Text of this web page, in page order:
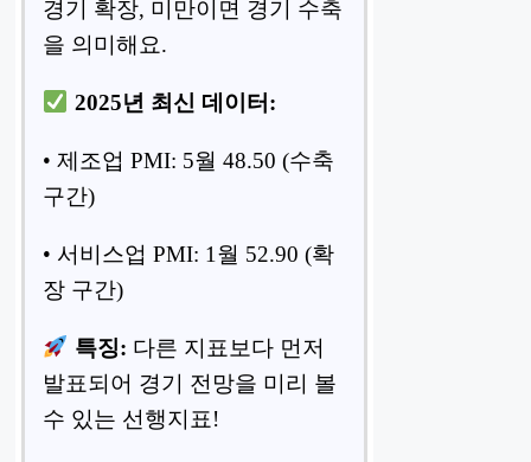
경기 확장, 미만이면 경기 수축
을 의미해요.
2025년 최신 데이터:
• 제조업 PMI: 5월 48.50 (수축
구간)
• 서비스업 PMI: 1월 52.90 (확
장 구간)
특징: 다른 지표보다 먼저
발표되어 경기 전망을 미리 볼
수 있는 선행지표!